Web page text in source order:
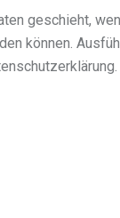
geschieht,
können.